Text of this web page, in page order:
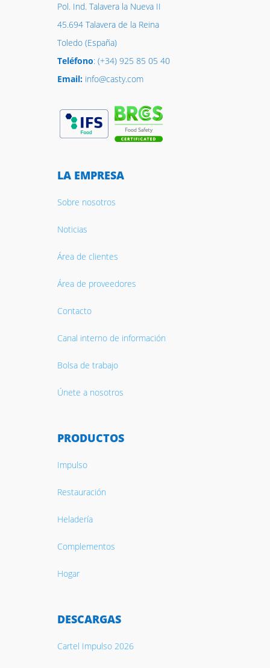
Pol. Ind. Talavera la Nueva II
45.694 Talavera de la Reina
Toledo (España)
Teléfono: (+34) 925 85 05 40
Email:info@casty.com
LA EMPRESA
Sobre nosotros
Noticias
Área de clientes
Área de proveedores
Contacto
Canal interno de información
Bolsa de trabajo
Únete a nosotros
PRODUCTOS
Impulso
Restauración
Heladería
Complementos
Hogar
DESCARGAS
Cartel Impulso 2026